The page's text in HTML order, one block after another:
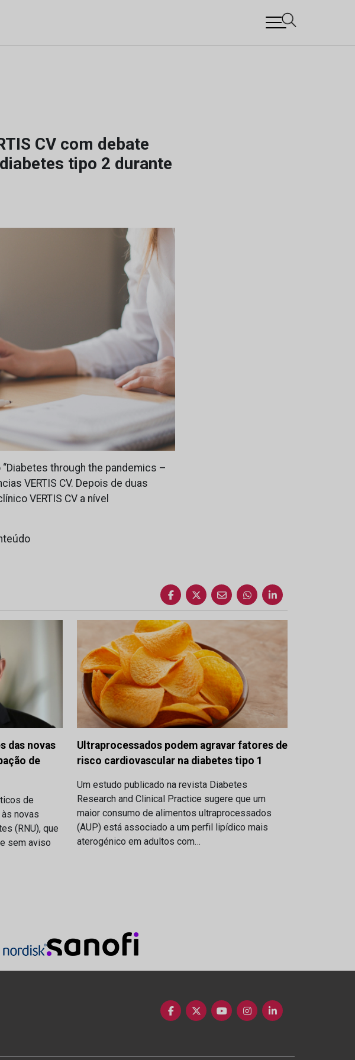
CV com debate
tipo 2 durante
through the pandemics –
VERTIS CV. Depois de duas
VERTIS CV a nível
das novas
de
de
novas
(RNU), que
sem aviso
Ultraprocessados podem agravar fatores de
risco cardiovascular na diabetes tipo 1
Um estudo publicado na revista Diabetes
Research and Clinical Practice sugere que um
maior consumo de alimentos ultraprocessados
(AUP) está associado a um perfil lipídico mais
aterogénico em adultos com…